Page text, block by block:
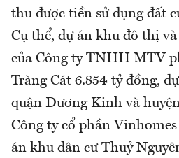
thu được tiền sử dụng đất
Cụ thể, dự án khu đô thị
của Công ty TNHH MTV
Tràng Cát 6.854 tỷ đồng,
quận Dương Kinh và
Công ty cổ phần
án khu dân cư Thuỷ